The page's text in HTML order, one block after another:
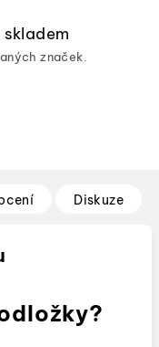
značek.
Diskuze